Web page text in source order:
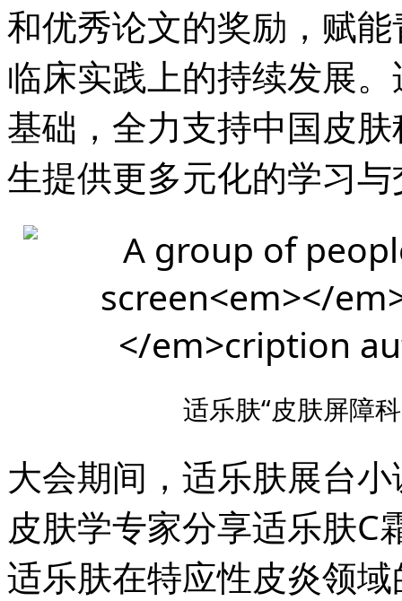
和优秀论文的奖励，赋
临床实践上的持续发展
基础，全力支持中国皮
生提供更多元化的学习
适乐肤“皮肤屏障
大会期间，适乐肤展台
皮肤学专家分享适乐肤C
适乐肤在特应性皮炎领